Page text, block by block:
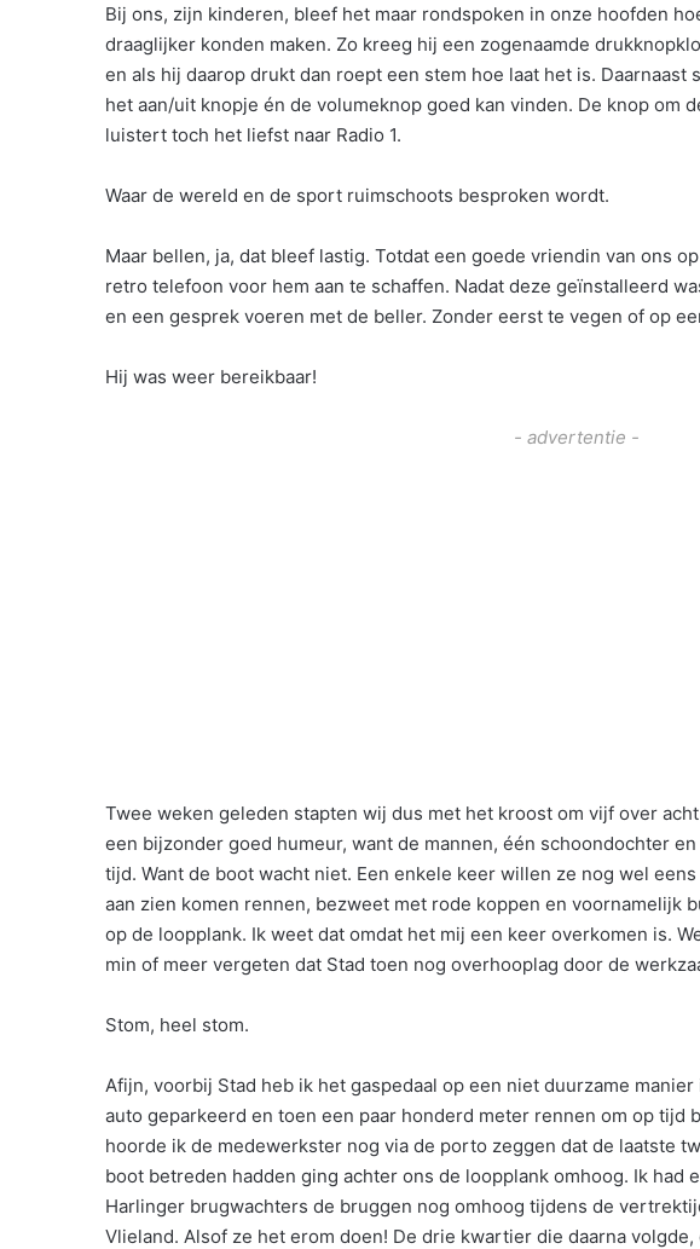
Bij ons, zijn kinderen, bleef het maar rondspoken in onze hoofden
draaglijker konden maken. Zo kreeg hij een zogenaamde
en als hij daarop drukt dan roept een stem hoe laat het is.
het aan/uit knopje én de volumeknop goed kan vinden. De knop om
luistert toch het liefst naar Radio 1.
Waar de wereld en de sport ruimschoots besproken wordt.
Maar bellen, ja, dat bleef lastig. Totdat een goede vriendin van ons
retro telefoon voor hem aan te schaffen. Nadat deze geïnstalleerd
en een gesprek voeren met de beller. Zonder eerst te vegen of op
Hij was weer bereikbaar!
- advertentie -
Twee weken geleden stapten wij dus met het kroost om vijf over
een bijzonder goed humeur, want de mannen, één schoondochter
tijd. Want de boot wacht niet. Een enkele keer willen ze nog wel
aan zien komen rennen, bezweet met rode koppen en voornamelijk
op de loopplank. Ik weet dat omdat het mij een keer overkomen is.
min of meer vergeten dat Stad toen nog overhooplag door de
Stom, heel stom.
Afijn, voorbij Stad heb ik het gaspedaal op een niet duurzame
auto geparkeerd en toen een paar honderd meter rennen om op tijd
hoorde ik de medewerkster nog via de porto zeggen dat de laatste
boot betreden hadden ging achter ons de loopplank omhoog. Ik had
Harlinger brugwachters de bruggen nog omhoog tijdens de
Vlieland. Alsof ze het erom doen! De drie kwartier die daarna